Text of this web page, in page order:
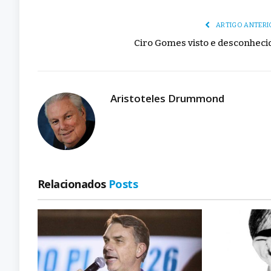
ARTIGO
Ciro Gomes visto e
Aristoteles Drummond
Relacionados Posts